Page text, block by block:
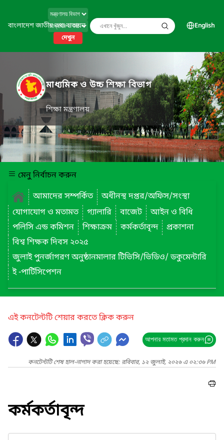
বাংলাদেশ জাতীয় তথ্য বাতায়ন
দেখুন
English
মাধ্যমিক ও উচ্চ শিক্ষা বিভাগ
শিক্ষা মন্ত্রণালয়
মেনু নির্বাচন করুন
আমাদের সম্পর্কিত
অধীনস্থ দপ্তর/অফিস/সংস্থা
যোগাযোগ ও মতামত
গ্যালারি বাজেট
আইন ও বিধি
পলিসি এন্ড কমিশন
শিক্ষাক্রম কর্মকর্তাবৃন্দ
প্রকাশনা
বিশ্ব শিক্ষক দিবস ২০২৫
জুলাই পুনর্জাগরণ অনুষ্ঠানমালার টিভিসি/ভিডিও/ ডকুমেন্টারি
ই -পার্টিসিপেশন
এই কনটেন্টটি শেয়ার করতে ক্লিক করুন
আপনার মতামত প্রদান করুন
কনটেন্টটি শেষ হাল-নাগাদ করা হয়েছে: রবিবার, ১২ জুলাই, ২০২৬ এ ০২:৩৬ PM
কর্মকর্তাবৃন্দ